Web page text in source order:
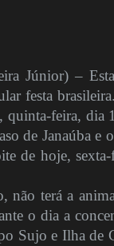
Júnior) –
festa
feira, dia
de Janaúba
de hoje,
não terá a
o dia a
Sujo e Ilha de